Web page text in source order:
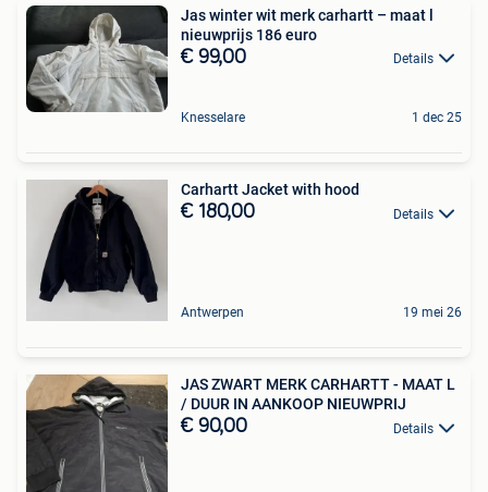
Jas winter wit merk carhartt – maat l
nieuwprijs 186 euro
€ 99,00 Details
Knesselare 1 dec 25
Carhartt Jacket with hood
€ 180,00 Details
Antwerpen 19 mei 26
JAS ZWART MERK CARHARTT - MAAT L
/ DUUR IN AANKOOP NIEUWPRIJ
€ 90,00 Details